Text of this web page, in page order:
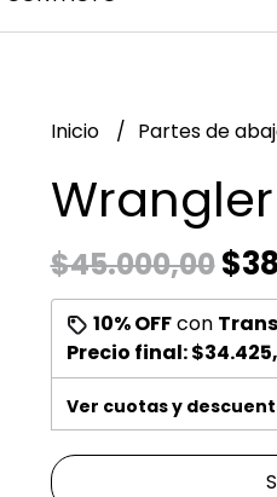
Inicio Partes de
$45.000,00
10% OFFcon
Precio final:
Ver cuotas y